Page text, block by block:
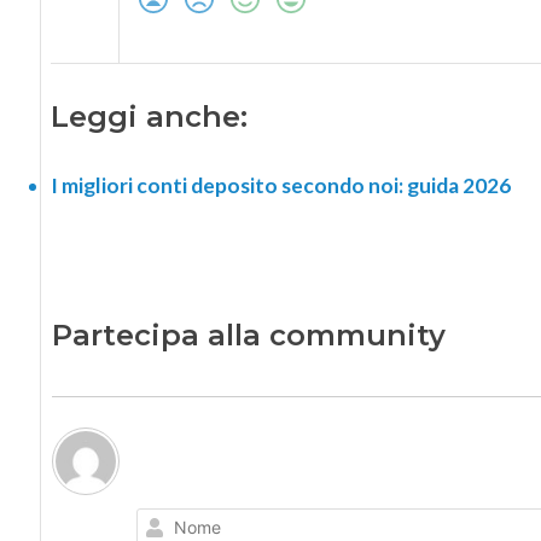
Leggi anche:
I migliori conti deposito secondo noi: guida 2026
Partecipa alla community